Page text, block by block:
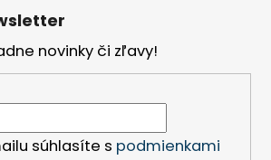
novinky či zľavy!
súhlasíte s podmienkami